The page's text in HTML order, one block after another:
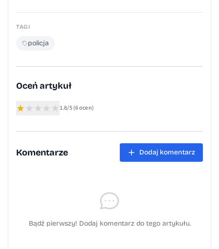
TAGI
policja
Oceń artykuł
★★ ★★ ★ 1.8/5(6 ocen)
Komentarze Dodaj komentarz
Bądź pierwszy! Dodaj komentarz do tego artykułu.